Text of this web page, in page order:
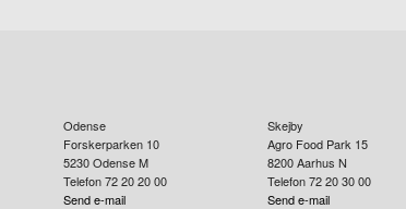
Odense
Forskerparken 10
5230 Odense M
Telefon 72 20 20 00
Send e-mail
Skejby
Agro Food Park 15
8200Aarhus N
Telefon 72 20 30 00
Send e-mail